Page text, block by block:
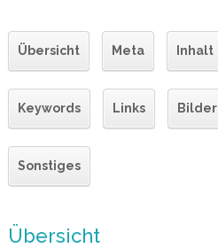
Übersicht Meta Inhalt
Keywords Links Bilder
Sonstiges
Übersicht